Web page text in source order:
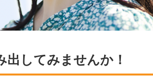
してみませんか！